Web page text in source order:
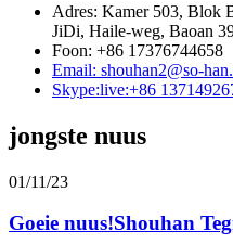
Adres: Kamer 503, Blok
JiDi, Haile-weg, Baoan
Foon: +86 17376744658
Email: shouhan2@so-
Skype:live:+86
jongste nuus
01/11/23
Goeie nuus!Shouhan